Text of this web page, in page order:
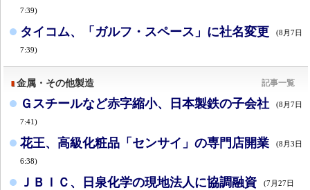
7:39)
タイコム、「ガルフ・スペース」に社名変更 (8月7日
7:39)
金属・その他製造 記事一覧
Ｇスチールなど赤字縮小、日本製鉄の子会社 (8月7日
7:41)
花王、高級化粧品「センサイ」の専門店開業 (8月3日
6:38)
ＪＢＩＣ、日泉化学の現地法人に協調融資 (7月27日